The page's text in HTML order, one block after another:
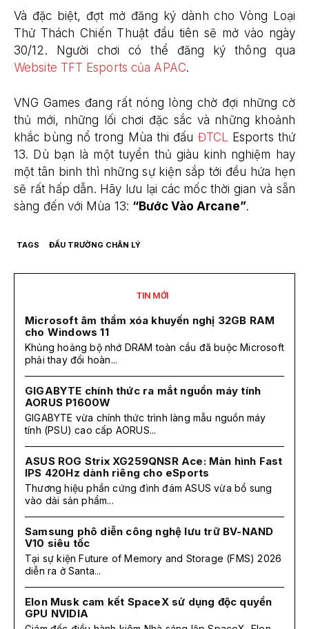
Và đặc biệt, đợt mở đăng ký dành cho Vòng Loại
Thử Thách Chiến Thuật đầu tiên sẽ mở vào ngày
30/12. Người chơi có thể đăng ký thông qua
Website TFT Esports của APAC.
VNG Games đang rất nóng lòng chờ đợi những cờ
thủ mới, những lối chơi đặc sắc và những khoảnh
khắc bùng nổ trong Mùa thi đấu ĐTCL
Esports thứ
13. Dù bạn là một tuyển thủ giàu kinh nghiệm hay
một tân binh thì những sự kiện sắp tới đều hứa hẹn
sẽ rất hấp dẫn. Hãy lưu lại các mốc thời gian và sẵn
sàng đến với Mùa 13: “Bước Vào Arcane”.
TAGS ĐẤU TRƯỜNG CHÂN LÝ
TIN MỚI
Microsoft âm thầm xóa khuyến nghị 32GB RAM
cho Windows 11
Khủng hoảng bộ nhớ DRAM toàn cầu đã buộc Microsoft
phải thay đổi hoàn...
GIGABYTE chính thức ra mắt nguồn máy tính
AORUS P1600W
GIGABYTE vừa chính thức trình làng mẫu nguồn máy
tính (PSU) cao cấp AORUS...
ASUS ROG Strix XG259QNSR Ace: Màn hình Fast
IPS 420Hz dành riêng cho eSports
Thương hiệu phần cứng đình đám ASUS vừa bổ sung
vào dải sản phẩm...
Samsung phô diễn công nghệ lưu trữ BV-NAND
V10 siêu tốc
Tại sự kiện Future of Memory and Storage (FMS) 2026
diễn ra ở Santa...
Elon Musk cam kết SpaceX sử dụng độc quyền
GPU NVIDIA